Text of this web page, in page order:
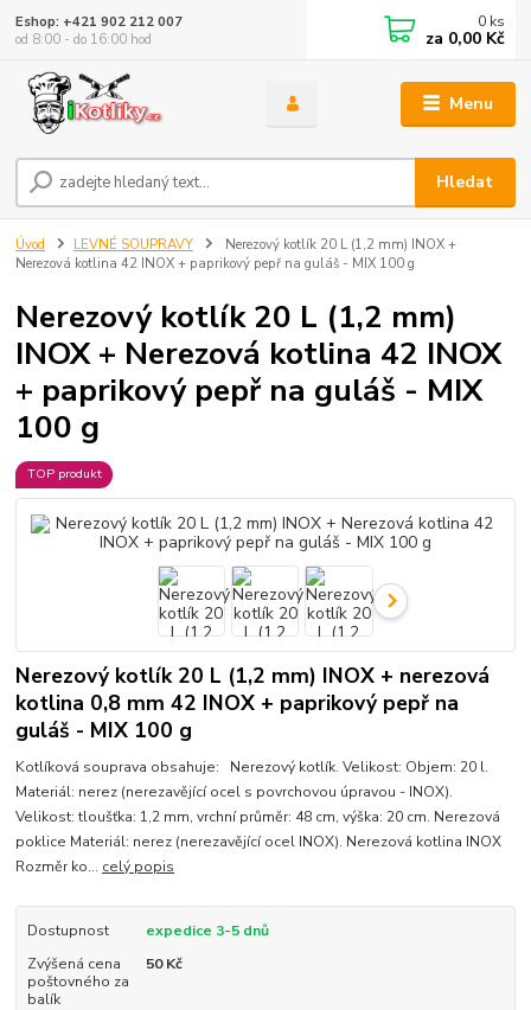
Menu
Hledat
Eshop: +421 902 212 007
od 8:00 - do 16:00 hod
0 ks
za 0,00 Kč
Úvod LEVNÉ SOUPRAVY
Nerezový kotlík 20 L (1,2 mm) INOX +
Nerezová kotlina 42 INOX + paprikový pepř na guláš - MIX 100 g
Nerezový kotlík 20 L (1,2 mm)
INOX + Nerezová kotlina 42 INOX
+ paprikový pepř na guláš - MIX
100 g
TOP produkt
Nerezový kotlík 20 L (1,2 mm) INOX + nerezová
kotlina 0,8 mm 42 INOX + paprikový pepř na
guláš - MIX 100 g
Kotlíková souprava obsahuje: Nerezový kotlík. Velikost: Objem: 20 l.
Materiál: nerez (nerezavějící ocel s povrchovou úpravou - INOX).
Velikost: tloušťka: 1,2 mm, vrchní průměr: 48 cm, výška: 20 cm. Nerezová
poklice Materiál: nerez (nerezavějící ocel INOX). Nerezová kotlina INOX
Rozměr ko... celý popis
Dostupnost
expedice 3-5 dnů
Zvýšená cena
poštovného za
balík
50 Kč